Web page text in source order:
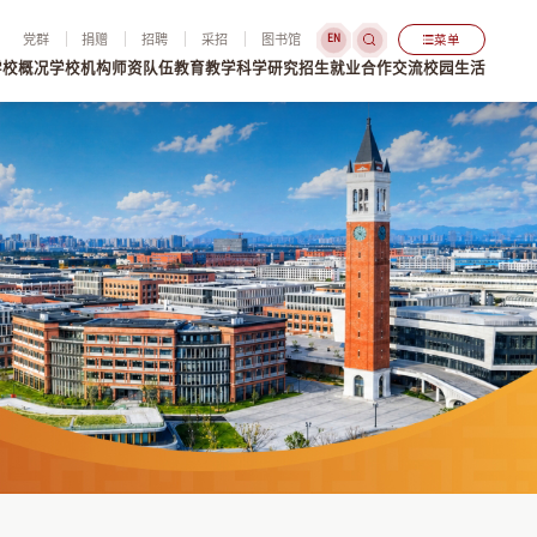
党群 捐赠 招聘 采招 图书馆 EN 菜单
概况学校机构师资队伍教育教学科学研究招生就业合作交流校园生活